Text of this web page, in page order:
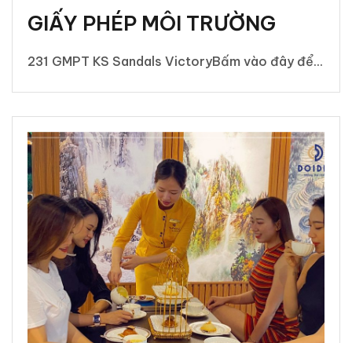
GIẤY PHÉP MÔI TRƯỜNG
231 GMPT KS Sandals VictoryBấm vào đây để...